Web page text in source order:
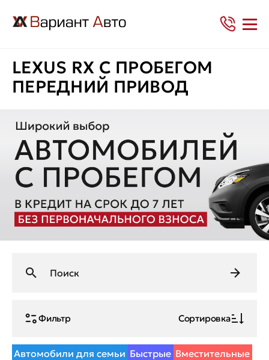
LEXUS RX С ПРОБЕГОМ
ПЕРЕДНИЙ ПРИВОД
Фильтр Сортировка
Автомобили для семьи Быстрые Вместительные